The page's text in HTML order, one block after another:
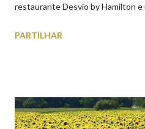
restaurante Desvio by Hamilton
peças históricas cedidas pela IP
PARTILHAR